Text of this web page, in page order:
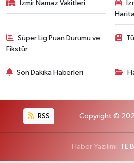
İzmir Namaz Vakitleri
Süper Lig Puan Durumu ve
Fikstür
Son Dakika Haberleri
RSS Copyright ©
Haber Yazılımı: TE